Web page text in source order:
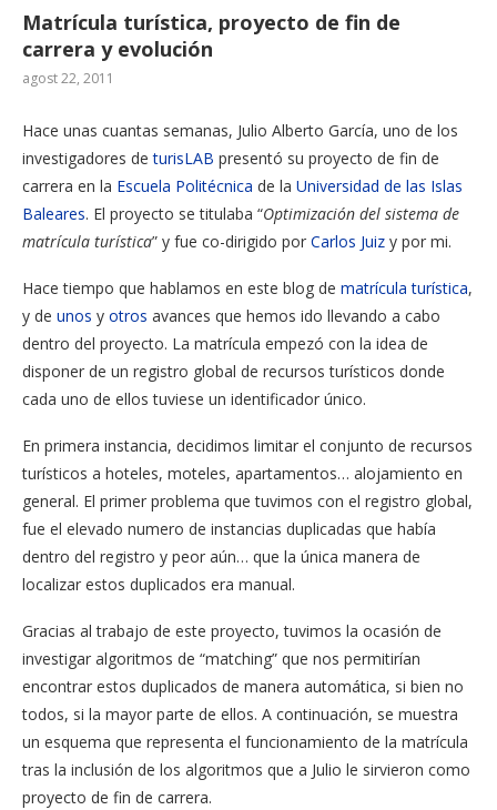
Matrícula turística, proyecto de fin de
carrera y evolución
agost 22, 2011
Hace unas cuantas semanas, Julio Alberto García, uno de los
investigadores deturisLAB presentó su proyecto de fin de
carrera en la Escuela Politécnica de la Universidad de las Islas
Baleares. El proyecto se titulaba “Optimización del sistema de
matrícula turística” y fue co-dirigido por Carlos Juiz y por mi.
Hace tiempo que hablamos en este blog de matrícula turística,
y de unos y otros avances que hemos ido llevando a cabo
dentro del proyecto. La matrícula empezó con la idea de
disponer de un registro global de recursos turísticos donde
cada uno de ellos tuviese un identificador único.
En primera instancia, decidimos limitar el conjunto de recursos
turísticos a hoteles, moteles, apartamentos… alojamiento en
general. El primer problema que tuvimos con el registro global,
fue el elevado numero de instancias duplicadas que había
dentro del registro y peor aún… que la única manera de
localizar estos duplicados era manual.
Gracias al trabajo de este proyecto, tuvimos la ocasión de
investigar algoritmos de “matching” que nos permitirían
encontrar estos duplicados de manera automática, si bien no
todos, si la mayor parte de ellos. A continuación, se muestra
un esquema que representa el funcionamiento de la matrícula
tras la inclusión de los algoritmos que a Julio le sirvieron como
proyecto de fin de carrera.